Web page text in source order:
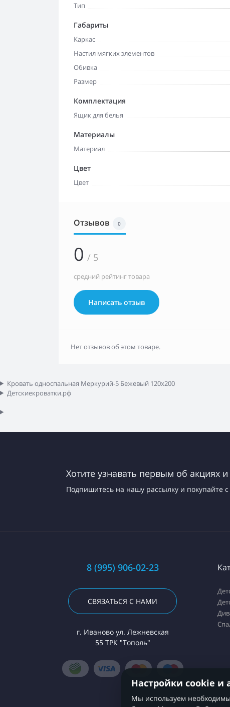
Тип
Габариты
Каркас
Настил мягких элементов
Обивка
Размер
Комплектация
Ящик для белья
Материалы
Материал
Цвет
Цвет
Отзывов 0
0 / 5
средний рейтинг товара
Написать отзыв
Нет отзывов об этом товаре.
Кровать односпальная Меркурий-5 Бежевый 120х200
Детскиекроватки.рф
Хотите узнавать первым об акциях и
Подпишитесь на нашу рассылку и покупайте
8 (995) 906-02-23
СВЯЗАТЬСЯ С НАМИ
г. Иваново ул. Лежневская
55 ТРК "Тополь"
Настройки cookie и
Мы используем